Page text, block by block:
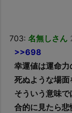
703: 名無しさん
>>698
幸運値は運命
死ぬような場
そういう意味
合的に見たら